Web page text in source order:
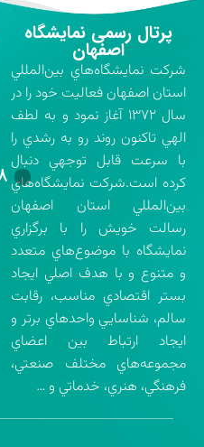
پرتال رسمی نمایشگاه
اصفهان
شركت نمايشگاه‌هاي بين‌المللي
استان اصفهان فعاليت خود را در
سال ۱۳۷۲ آغاز نمود و به لطف
الهي تاكنون روند رو به رشدي را
با سرعت قابل توجهي دنبال
كرده است.شركت نمايشگاه‌هاي
بين‌المللي استان اصفهان
رسالت خويش را با برگزاري
نمايشگاه با موضوع‌هاي متعدد
و متنوع و با هدف اصلي ايجاد
بستر اقتصادي مناسب، رقابت
سالم، شناسايي واحدهاي برتر و
ايجاد ارتباط بين اعضاي
مجموعه‌هاي مختلف صنعتي،
فرهنگي، هنري، خدماتي و …